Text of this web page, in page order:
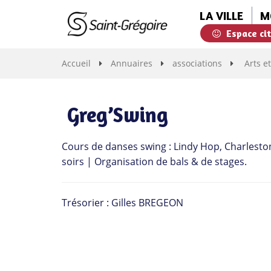
Grégoire
LA VILLE
Espace
Accueil Annuaires associations Arts
Greg’Swing
Cours de danses swing : Lindy Hop,
soirs | Organisation de bals & de stages.
Trésorier : Gilles BREGEON